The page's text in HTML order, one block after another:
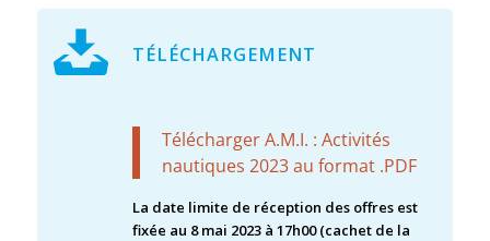
TÉLÉCHARGEMENT
Télécharger A.M.I. : Activités
nautiques 2023 au format .PDF
La date limite de réception des offres est
fixée au 8 mai 2023 à 17h00 (cachet de la